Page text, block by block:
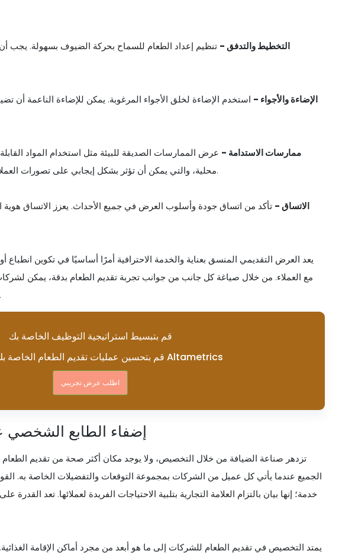
7. التخطيط والتدفق - تنظيم إعداد الطعام للسماح بحركة الضيوف بسهولة. يجب
8. الإضاءة والأجواء - استخدم الإضاءة لخلق الأجواء المرغوبة. يمكن للإضاءة الناعمة أن
9. ممارسات الاستدامة - عرض الممارسات الصديقة للبيئة مثل استخدام المواد
محلية، والتي يمكن أن تؤثر بشكل إيجابي على تصورات العملاء للمسؤولية الاجتماعية للعلامة التجارية.
10. الاتساق - تأكد من اتساق جودة وأسلوب العرض في جميع الأحداث. يعزز الاتساق هوية
يعد العرض التقديمي المنسق بعناية والخدمة الاحترافية أمرًا أساسيًا في تكوين انطباع
مع العملاء. من خلال صياغة كل جانب من جوانب تجربة تقديم الطعام بدقة، يمكن
وبناء سمعة تشجع الولاء للعلامة التجارية.
قم بتبسيط استراتيجية التوظيف الخاصة بك
قم بتحسين عمليات تقديم الطعام الخاصة بك باستخدام Altametrics
اطلب عرض تجريبي
إضفاء الطابع الشخصي
تزدهر صناعة الضيافة من خلال التخصيص، ولا يوجد مكان أكثر صحة من تقديم
الجميع عندما يأتي كل عميل من الشركات بمجموعة التوقعات والتفضيلات الخاصة به.
خدمة؛ إنها بيان بالتزام العلامة التجارية بتلبية الاحتياجات الفريدة لعملائها. تعد
يمتد التخصيص في تقديم الطعام للشركات إلى ما هو أبعد من مجرد أماكن الإقامة